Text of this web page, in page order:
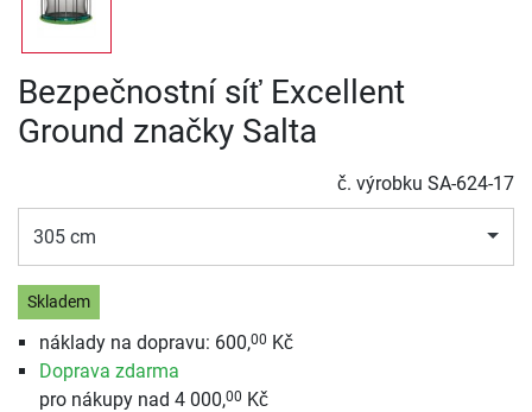
Bezpečnostní síť Excellent
Ground značky Salta
č. výrobku SA-624-17
305 cm
Skladem
náklady na dopravu: 600,00 Kč
Doprava zdarma
pro nákupy nad 4 000,00 Kč